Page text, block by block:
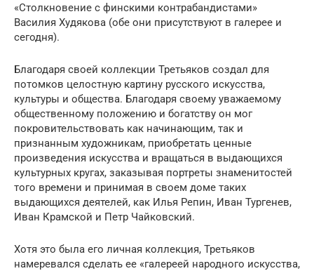
«Столкновение с финскими контрабандистами»
Василия Худякова (обе они присутствуют в галерее и
сегодня).
Благодаря своей коллекции Третьяков создал для
потомков целостную картину русского искусства,
культуры и общества. Благодаря своему уважаемому
общественному положению и богатству он мог
покровительствовать как начинающим, так и
признанным художникам, приобретать ценные
произведения искусства и вращаться в выдающихся
культурных кругах, заказывая портреты знаменитостей
того времени и принимая в своем доме таких
выдающихся деятелей, как Илья Репин, Иван Тургенев,
Иван Крамской и Петр Чайковский.
Хотя это была его личная коллекция, Третьяков
намеревался сделать ее «галереей народного искусства,